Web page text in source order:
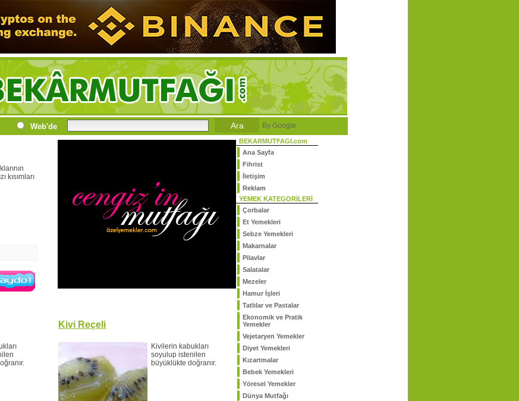
Web'de By Google
kısımları
Kivi Reçeli
Kivilerin kabukları
soyulup istenilen
büyüklükte doğranır.
BEKARMUTFAGI.com
Ana Sayfa
Fihrist
İletişim
Reklam
YEMEK KATEGORİLERİ
Çorbalar
Et Yemekleri
Sebze Yemekleri
Makarnalar
Pilavlar
Salatalar
Mezeler
Hamur İşleri
Tatlılar ve Pastalar
Ekonomik ve Pratik
Yemekler
Vejetaryen Yemekler
Diyet Yemekleri
Kızartmalar
Bebek Yemekleri
Yöresel Yemekler
Dünya Mutfağı